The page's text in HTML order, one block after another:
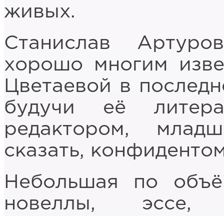
живых.
Станислав
хорошо многим
Цветаевой в
будучи её
редактором,
сказать,
Небольшая по
новеллы, эссе,